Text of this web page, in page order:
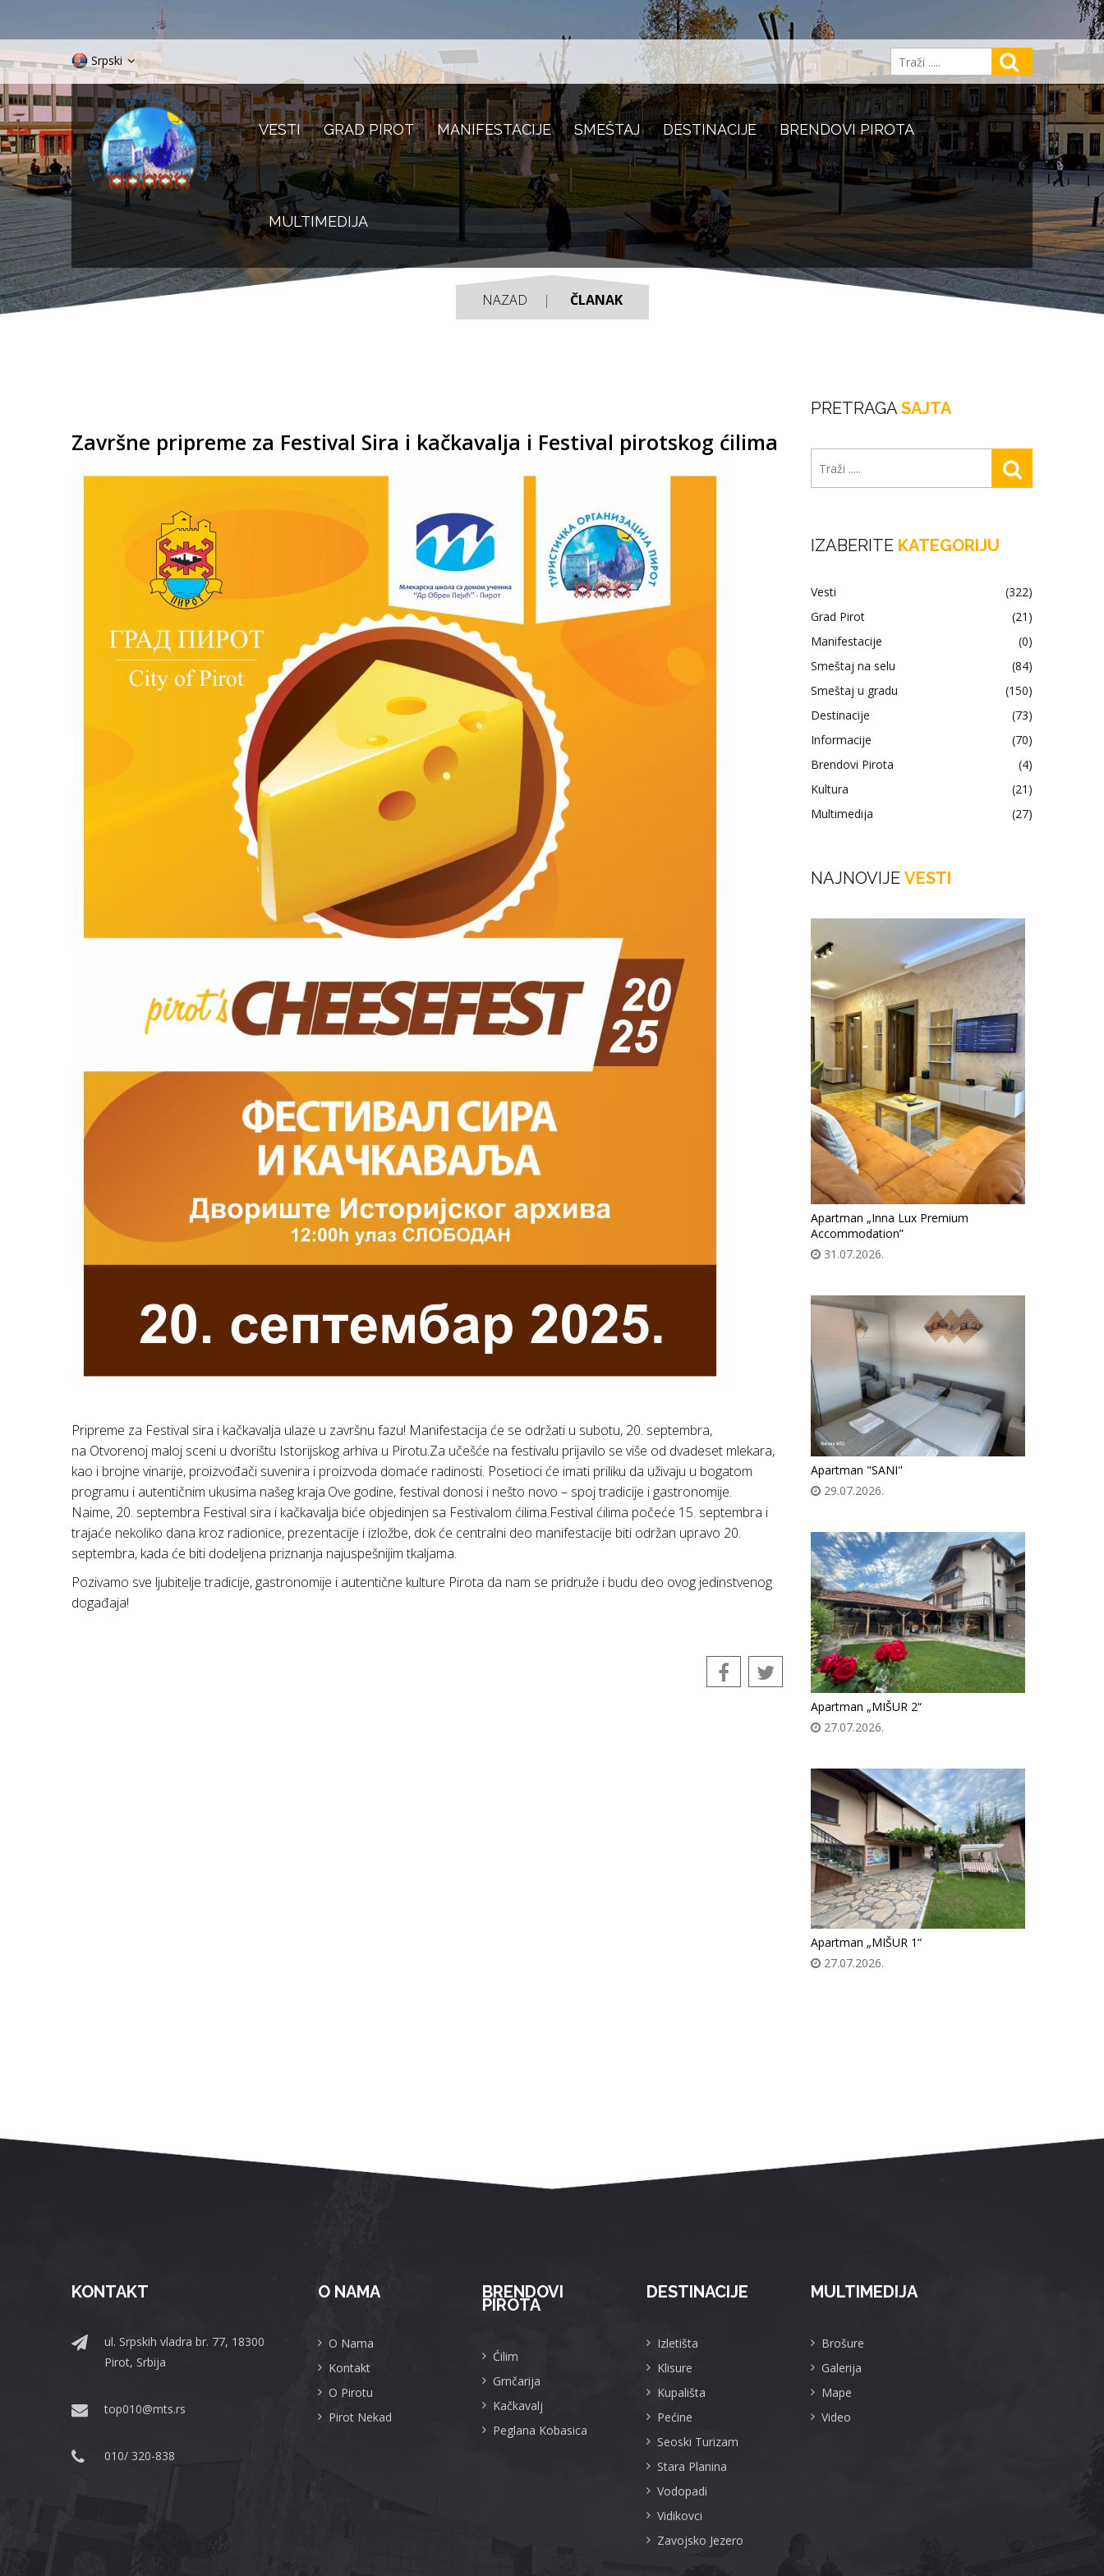
Srpski
VESTI GRAD PIROT MANIFESTACIJE SMEŠTAJ DESTINACIJE BRENDOVI PIROTA
MULTIMEDIJA
NAZAD ČLANAK
Završne pripreme za Festival Sira i kačkavalja i Festival pirotskog ćilima
Pripreme za Festival sira i kačkavalja ulaze u završnu fazu! Manifestacija će se održati u subotu, 20. septembra,
na Otvorenoj maloj sceni u dvorištu Istorijskog arhiva u Pirotu.Za učešće na festivalu prijavilo se više od dvadeset mlekara,
kao i brojne vinarije, proizvođači suvenira i proizvoda domaće radinosti. Posetioci će imati priliku da uživaju u bogatom
programu i autentičnim ukusima našeg kraja.Ove godine, festival donosi i nešto novo – spoj tradicije i gastronomije.
Naime, 20. septembra Festival sira i kačkavalja biće objedinjen sa Festivalom ćilima.Festival ćilima počeće 15. septembra i
trajaće nekoliko dana kroz radionice, prezentacije i izložbe, dok će centralni deo manifestacije biti održan upravo 20.
septembra, kada će biti dodeljena priznanja najuspešnijim tkaljama.
Pozivamo sve ljubitelje tradicije, gastronomije i autentične kulture Pirota da nam se pridruže i budu deo ovog jedinstvenog
događaja!
PRETRAGA SAJTA
IZABERITE KATEGORIJU
Vesti
(322)
Grad Pirot
(21)
Manifestacije
(0)
Smeštaj na selu
(84)
Smeštaj u gradu
(150)
Destinacije
(73)
Informacije
(70)
Brendovi Pirota
(4)
Kultura
(21)
Multimedija
(27)
NAJNOVIJE VESTI
Apartman „Inna Lux Premium
Accommodation”
31.07.2026.
Apartman "SANI"
29.07.2026.
Apartman „MIŠUR 2“
27.07.2026.
Apartman „MIŠUR 1“
27.07.2026.
KONTAKT
ul. Srpskih vladra br. 77, 18300
Pirot, Srbija
top010@mts.rs
010/ 320-838
O NAMA
O Nama
Kontakt
O Pirotu
Pirot Nekad
BRENDOVI
PIROTA
Ćilim
Grnčarija
Kačkavalj
Peglana Kobasica
DESTINACIJE
Izletišta
Klisure
Kupališta
Pećine
Seoski Turizam
Stara Planina
Vodopadi
Vidikovci
Zavojsko Jezero
MULTIMEDIJA
Brošure
Galerija
Mape
Video